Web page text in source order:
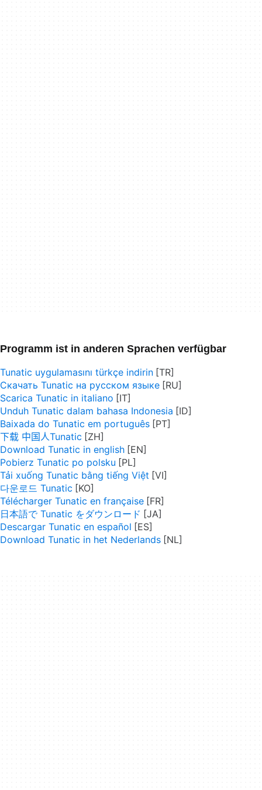
Programm ist in anderen Sprachen verfügbar
Tunatic uygulamasını türkçe indirin
Скачать Tunatic на русском языке
Scarica Tunatic in italiano
Unduh Tunatic dalam bahasa Indonesia
Baixada do Tunatic em português
下载 中国人Tunatic
Download Tunatic in english
Pobierz Tunatic po polsku
Tải xuống Tunatic bằng tiếng Việt
다운로드 Tunatic
Télécharger Tunatic en française
日本語で Tunatic をダウンロード
Descargar Tunatic en español
Download Tunatic in het Nederlands